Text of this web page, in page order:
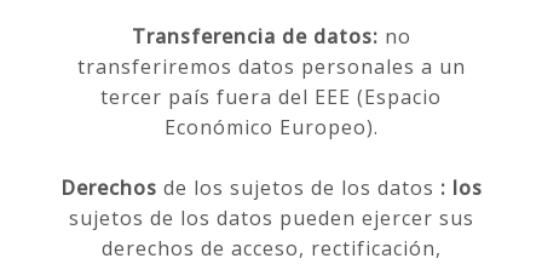
Transferencia de datos: no
transferiremos datos personales a un
tercer país fuera del EEE (Espacio
Económico Europeo).
Derechos de los sujetos de los datos : los
sujetos de los datos pueden ejercer sus
derechos de acceso, rectificación,